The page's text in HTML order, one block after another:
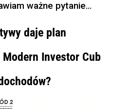
ważne pytanie…
daje plan
Investor Cub